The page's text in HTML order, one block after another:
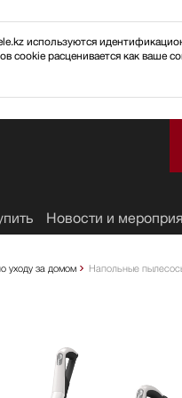
используются
cookie расценивается как ваше
уходу за домом Напольные
Новости и